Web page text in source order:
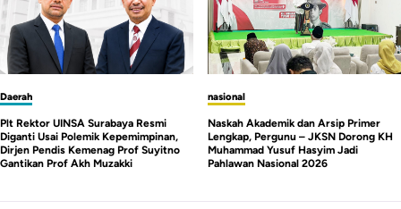
nasional
Naskah Akademik dan Arsip Primer
Lengkap, Pergunu – JKSN Dorong KH
Muhammad Yusuf Hasyim Jadi
Pahlawan Nasional 2026
Daerah
Mahasiswa Demo Kampus UINSA, Mosi
Tidak Percaya dan Desak Menteri
Agama Copot Plt Rektor Karena Cacat
Hukum